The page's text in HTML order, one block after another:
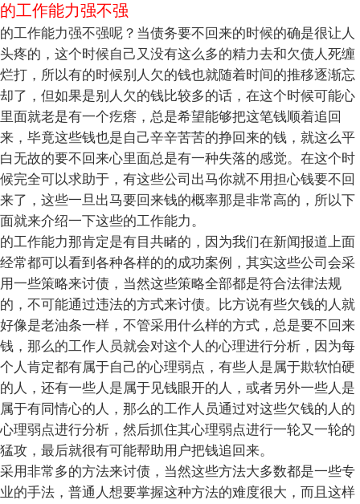
的工作能力强不强
的工作能力强不强呢？当债务要不回来的时候的确是很让人
头疼的，这个时候自己又没有这么多的精力去和欠债人死缠
烂打，所以有的时候别人欠的钱也就随着时间的推移逐渐忘
却了，但如果是别人欠的钱比较多的话，在这个时候可能心
里面就老是有一个疙瘩，总是希望能够把这笔钱顺着追回
来，毕竟这些钱也是自己辛辛苦苦的挣回来的钱，就这么平
白无故的要不回来心里面总是有一种失落的感觉。在这个时
候完全可以求助于，有这些公司出马你就不用担心钱要不回
来了，这些一旦出马要回来钱的概率那是非常高的，所以下
面就来介绍一下这些的工作能力。
的工作能力那肯定是有目共睹的，因为我们在新闻报道上面
经常都可以看到各种各样的的成功案例，其实这些公司会采
用一些策略来讨债，当然这些策略全部都是符合法律法规
的，不可能通过违法的方式来讨债。比方说有些欠钱的人就
好像是老油条一样，不管采用什么样的方式，总是要不回来
钱，那么的工作人员就会对这个人的心理进行分析，因为每
个人肯定都有属于自己的心理弱点，有些人是属于欺软怕硬
的人，还有一些人是属于见钱眼开的人，或者另外一些人是
属于有同情心的人，那么的工作人员通过对这些欠钱的人的
心理弱点进行分析，然后抓住其心理弱点进行一轮又一轮的
猛攻，最后就很有可能帮助用户把钱追回来。
采用非常多的方法来讨债，当然这些方法大多数都是一些专
业的手法，普通人想要掌握这种方法的难度很大，而且这样